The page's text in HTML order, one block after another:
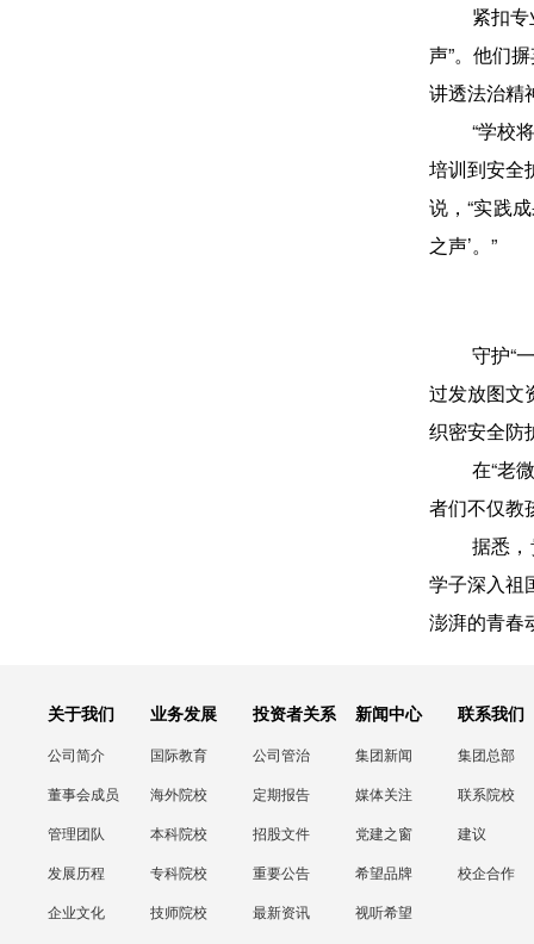
紧扣
声”。他们
讲透法治精
“学校
培训到安全
说，“实践
之声’。”
守护“
过发放图文
织密安全防
在“老
者们不仅教
据悉
学子深入祖
澎湃的青春
关于我们
公司简介
董事会成员
管理团队
发展历程
企业文化
业务发展
国际教育
海外院校
本科院校
专科院校
技师院校
投资者关系
公司管治
定期报告
招股文件
重要公告
最新资讯
新闻中心
集团新闻
媒体关注
党建之窗
希望品牌
视听希望
联系我们
集团总部
联系院校
建议
校企合作